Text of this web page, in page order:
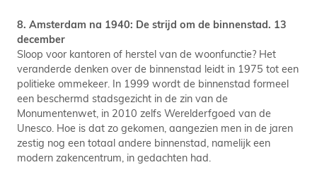
8. Amsterdam na 1940: De strijd om de binnenstad. 13
december
Sloop voor kantoren of herstel van de woonfunctie? Het
veranderde denken over de binnenstad leidt in 1975 tot een
politieke ommekeer. In 1999 wordt de binnenstad formeel
een beschermd stadsgezicht in de zin van de
Monumentenwet, in 2010 zelfs Werelderfgoed van de
Unesco. Hoe is dat zo gekomen, aangezien men in de jaren
zestig nog een totaal andere binnenstad, namelijk een
modern zakencentrum, in gedachten had.